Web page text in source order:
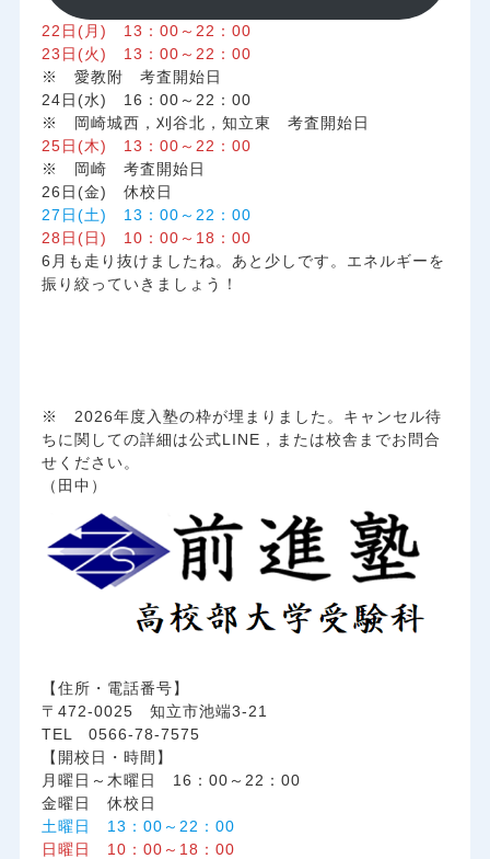
22日(月) 13：00～22：00
23日(火) 13：00～22：00
※ 愛教附 考査開始日
24日(水) 16：00～22：00
※ 岡崎城西，刈谷北，知立東 考査開始日
25日(木) 13：00～22：00
※ 岡崎 考査開始日
26日(金) 休校日
27日(土) 13：00～22：00
28日(日) 10：00～18：00
6月も走り抜けましたね。あと少しです。エネルギーを
振り絞っていきましょう！
※ 2026年度入塾の枠が埋まりました。キャンセル待
ちに関しての詳細は公式LINE，または校舎までお問合
せください。
（田中）
【住所・電話番号】
〒472-0025 知立市池端3-21
TEL 0566-78-7575
【開校日・時間】
月曜日～木曜日 16：00～22：00
金曜日 休校日
土曜日 13：00～22：00
日曜日 10：00～18：00